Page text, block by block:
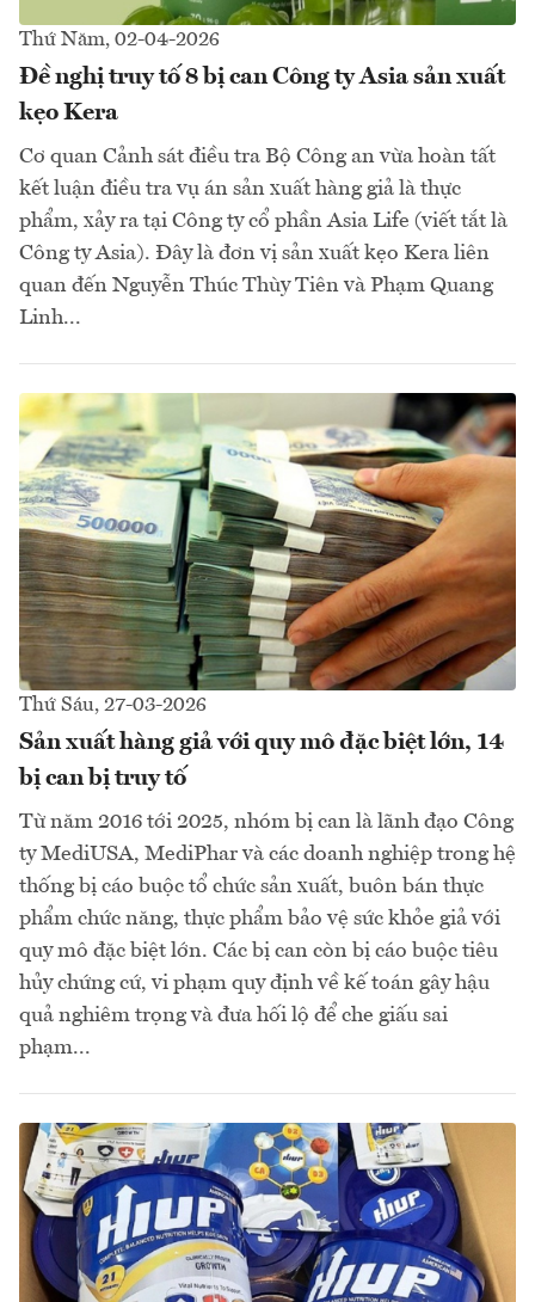
Thứ Năm, 02-04-2026
Đề nghị truy tố 8 bị can Công ty Asia sản xuất
kẹo Kera
Cơ quan Cảnh sát điều tra Bộ Công an vừa hoàn tất
kết luận điều tra vụ án sản xuất hàng giả là thực
phẩm, xảy ra tại Công ty cổ phần Asia Life (viết tắt là
Công ty Asia). Đây là đơn vị sản xuất kẹo Kera liên
quan đến Nguyễn Thúc Thùy Tiên và Phạm Quang
Linh...
Thứ Sáu, 27-03-2026
Sản xuất hàng giả với quy mô đặc biệt lớn, 14
bị can bị truy tố
Từ năm 2016 tới 2025, nhóm bị can là lãnh đạo Công
ty MediUSA, MediPhar và các doanh nghiệp trong hệ
thống bị cáo buộc tổ chức sản xuất, buôn bán thực
phẩm chức năng, thực phẩm bảo vệ sức khỏe giả với
quy mô đặc biệt lớn. Các bị can còn bị cáo buộc tiêu
hủy chứng cứ, vi phạm quy định về kế toán gây hậu
quả nghiêm trọng và đưa hối lộ để che giấu sai
phạm...